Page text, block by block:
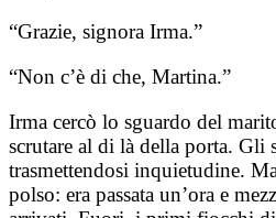
“Grazie, signora Irma.”
“Non c’è di che, Martina.”
Irma cercò lo sguardo del
scrutare al di là della porta. Gli
trasmettendosi inquietudine.
polso: era passata un’ora e